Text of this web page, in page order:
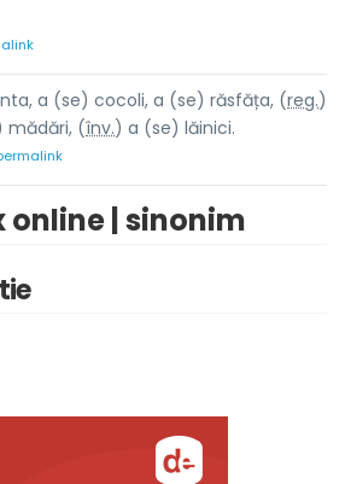
a (se) cocoli, a (se) răsfăța, (reg.)
mădări, (înv.) a (se) lăinici.
online | sinonim